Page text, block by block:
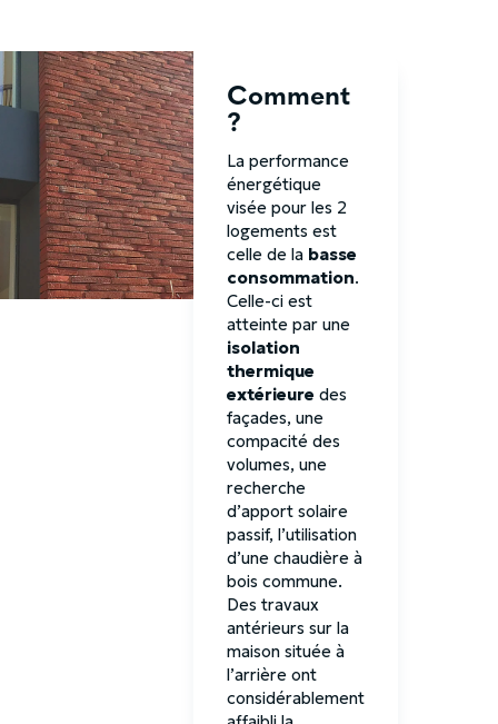
Comment
?
La performance
énergétique
visée pour les 2
logements est
celle de la basse
consommation.
Celle-ci est
atteinte par une
isolation
thermique
extérieure des
façades, une
compacité des
volumes, une
recherche
d’apport solaire
passif, l’utilisation
d’une chaudière à
bois commune.
Des travaux
antérieurs sur la
maison située à
l’arrière ont
considérablement